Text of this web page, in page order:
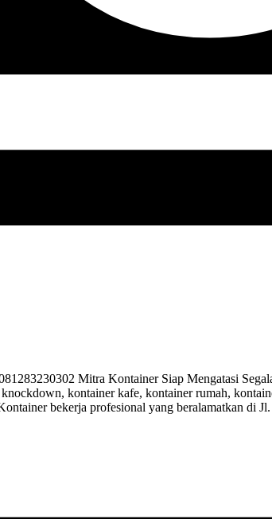
Mitra Kontainer Siap Mengatasi
kontainer kafe, kontainer rumah,
bekerja profesional yang beralamatkan di